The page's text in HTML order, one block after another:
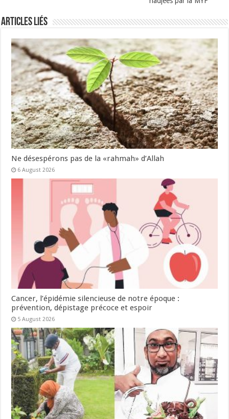
Articles Liés
Ne désespérons pas de la «rahmah» d’Allah
6 August 2026
Cancer, l’épidémie silencieuse de notre époque :
prévention, dépistage précoce et espoir
5 August 2026